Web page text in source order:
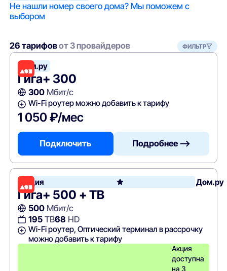
Не нашли номер своего дома? Мы поможем с
выбором
26 тарифовот 3 провайдеров ФИЛЬТР
Дом.ру
Гига+ 300
300Мбит/с
Wi-Fi роутер можно добавить к тарифу
1 050 ₽/мес
Подключить Подробнее —>
Акция Дом.ру
Гига+ 500 + ТВ
500Мбит/с
195ТВ68 HD
Wi-Fi роутер, Оптический терминал в рассрочку
можно добавить к тарифу
Акция
доступна
на 3